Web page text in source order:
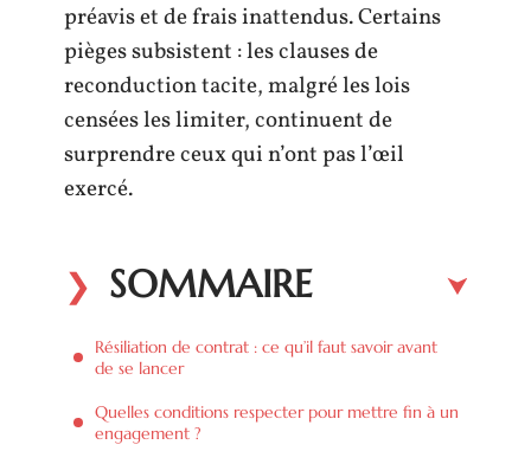
préavis et de frais inattendus. Certains
pièges subsistent : les clauses de
reconduction tacite, malgré les lois
censées les limiter, continuent de
surprendre ceux qui n’ont pas l’œil
exercé.
SOMMAIRE
Résiliation de contrat : ce qu’il faut savoir avant
de se lancer
Quelles conditions respecter pour mettre fin à un
engagement ?